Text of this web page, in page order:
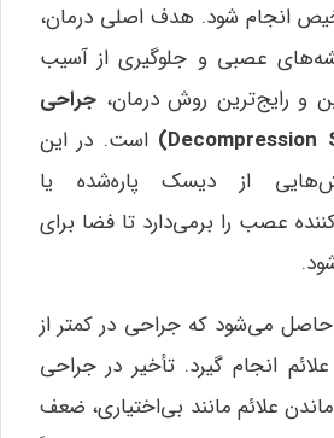
انجام شود. هدف اصلی درمان،
عصبی و جلوگیری از آسیب
و رایج‌ترین روش درمان، جراحی
است. در این
از دیسک پاره‌شده یا
عصب را برمی‌دارد تا فضا برای
حاصل می‌شود که جراحی در کمتر از
انجام گیرد. تأخیر در جراحی
علائم مانند بی‌اختیاری، ضعف